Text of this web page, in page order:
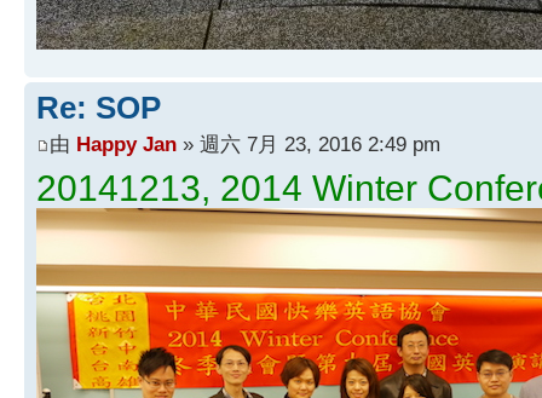
Re: SOP
由 Happy Jan » 週六 7月 23, 2016 2:49 pm
20141213, 2014 Winter